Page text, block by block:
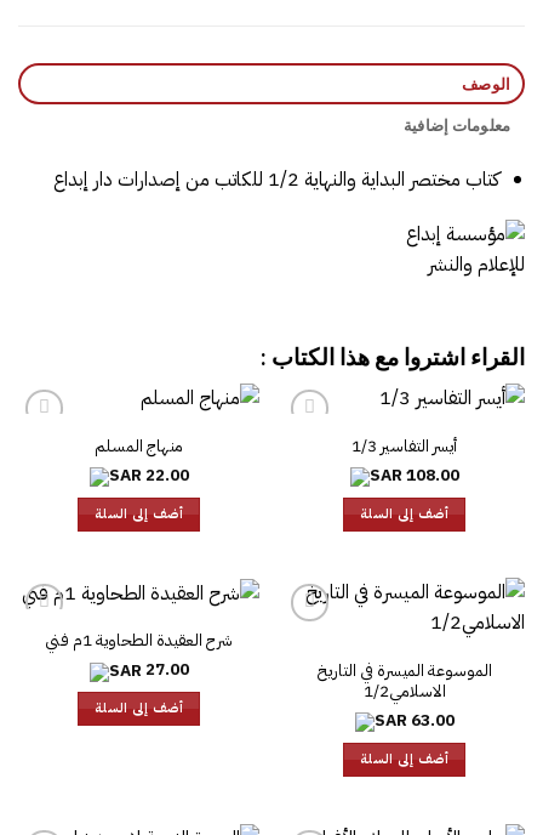
الوصف
معلومات إضافية
كتاب مختصر البداية والنهاية 1/2 للكاتب من إصدارات دار إبداع
القراء اشتروا مع هذا الكتاب :
أيسر التفاسير 1/3
108.00
أضف إلى السلة
منهاج المسلم
22.00
أضف إلى السلة
الموسوعة الميسرة في التاريخ
الاسلامي1/2
63.00
أضف إلى السلة
شرح العقيدة الطحاوية 1م فني
27.00
أضف إلى السلة